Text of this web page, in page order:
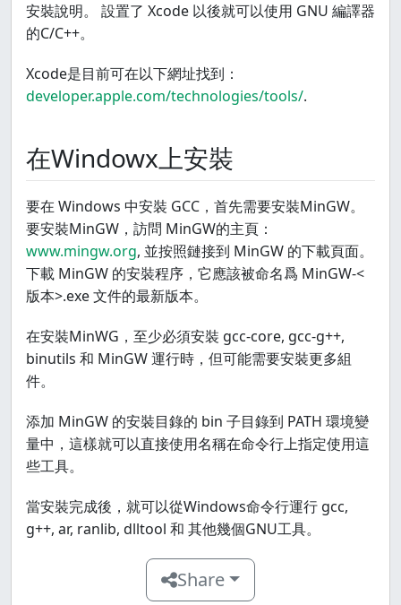
安裝說明。 設置了 Xcode 以後就可以使用 GNU 編譯器
的C/C++。
Xcode是目前可在以下網址找到：
developer.apple.com/technologies/tools/.
在Windowx上安裝
要在 Windows 中安裝 GCC，首先需要安裝MinGW。
要安裝MinGW，訪問 MinGW的主頁：
www.mingw.org, 並按照鏈接到 MinGW 的下載頁面。
下載 MinGW 的安裝程序，它應該被命名爲 MinGW-<
版本>.exe 文件的最新版本。
在安裝MinWG，至少必須安裝 gcc-core, gcc-g++,
binutils 和 MinGW 運行時，但可能需要安裝更多組
件。
添加 MinGW 的安裝目錄的 bin 子目錄到 PATH 環境變
量中，這樣就可以直接使用名稱在命令行上指定使用這
些工具。
當安裝完成後，就可以從Windows命令行運行 gcc,
g++, ar, ranlib, dlltool 和 其他幾個GNU工具。
Share